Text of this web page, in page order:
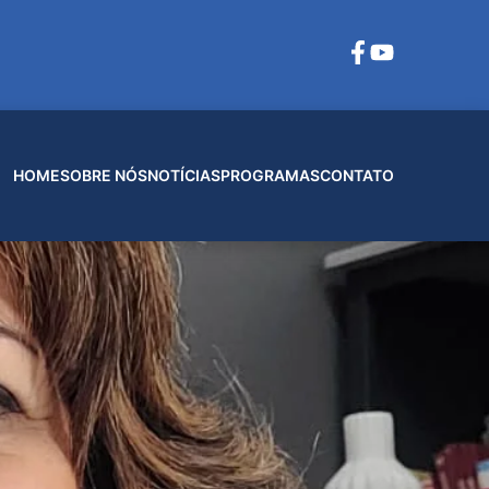
HOMESOBRE NÓSNOTÍCIASPROGRAMASCONTATO